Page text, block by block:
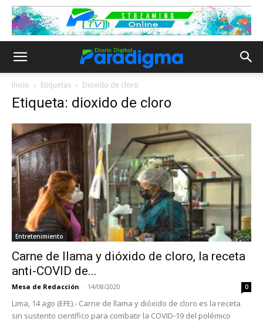
Inicio Etiquetas Dioxido de cloro
Etiqueta: dioxido de cloro
Entretenimiento
Carne de llama y dióxido de cloro, la receta
anti-COVID de...
Mesa de Redacción - 14/08/2020 0
Lima, 14 ago (EFE).- Carne de llama y dióxido de cloro es la receta
sin sustento científico para combatir la COVID-19 del polémico